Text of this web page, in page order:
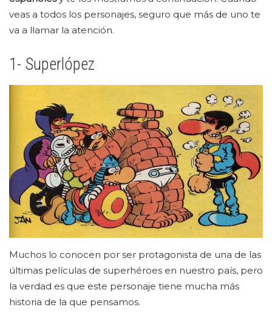
veas a todos los personajes, seguro que más de uno te
va a llamar la atención.
1- Superlópez
Muchos lo conocen por ser protagonista de una de las
últimas películas de superhéroes en nuestro país, pero
la verdad es que este personaje tiene mucha más
historia de la que pensamos.